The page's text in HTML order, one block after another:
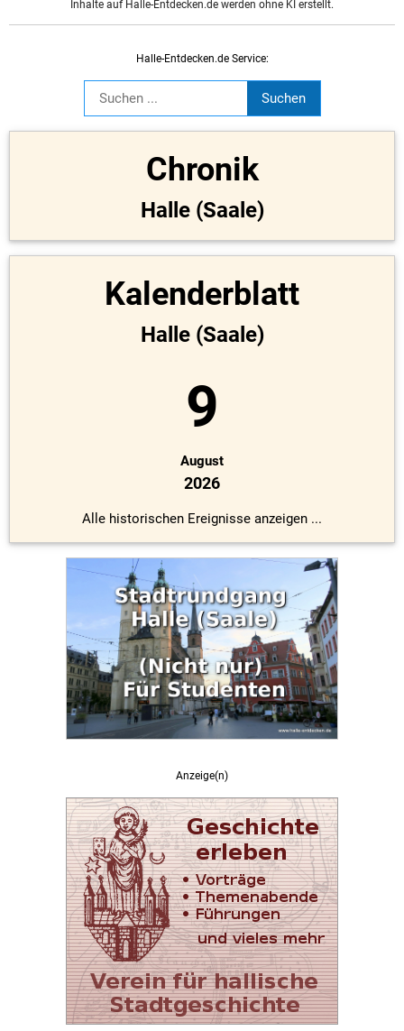
Inhalte auf Halle-Entdecken.de werden ohne KI erstellt.
Halle-Entdecken.de Service:
Chronik
Halle (Saale)
Kalenderblatt
Halle (Saale)
9
August
2026
Alle historischen Ereignisse anzeigen ...
Anzeige(n)